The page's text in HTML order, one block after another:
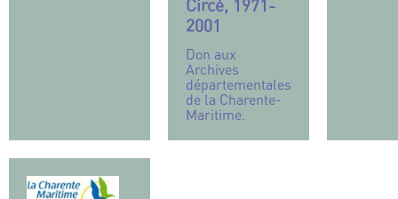
Circé, 1971-
2001
Don aux
Archives
départementales
de la Charente-
Maritime.